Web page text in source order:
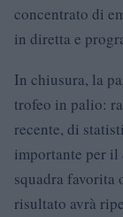
concentrato di
in diretta e
In chiusura, la
trofeo in palio:
recente, di
importante per il
squadra favorita
risultato avrà